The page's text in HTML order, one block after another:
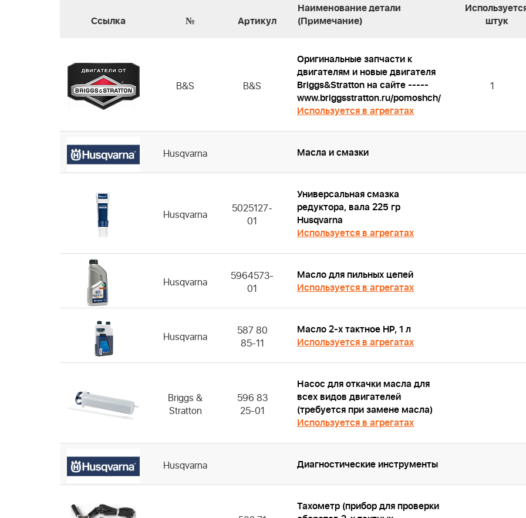
Ссылка № Артикул
Наименование детали
(Примечание)
штук
B&S B&S
Оригинальные запчасти к
двигателям и новые двигателя
Briggs&Stratton на сайте -----
www.briggsstratton.ru/pomoshch/
Используется в агрегатах
1
Husqvarna Масла и смазки
Husqvarna
5025127-
01
Универсальная смазка
редуктора, вала 225 гр
Husqvarna
Используется в агрегатах
Husqvarna
5964573-
01
Масло для пильных цепей
Используется в агрегатах
Husqvarna
587 80
85-11
Масло 2-х тактное HP, 1 л
Используется в агрегатах
Briggs &
Stratton
596 83
25-01
Насос для откачки масла для
всех видов двигателей
(требуется при замене масла)
Используется в агрегатах
Husqvarna Диагностические инструменты
Тахометр (прибор для проверки